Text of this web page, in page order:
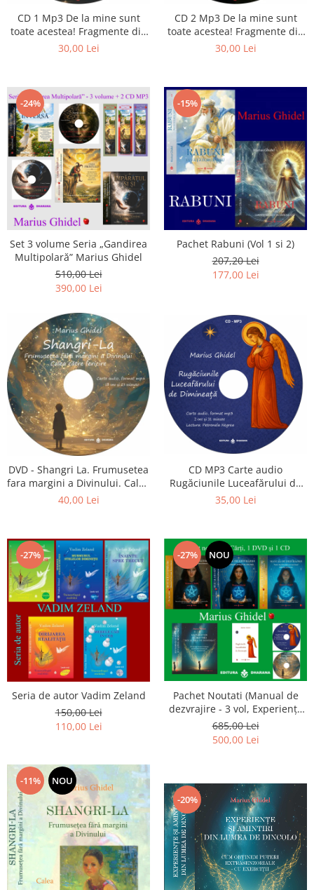
Literatura
Psihologie
Stiinta
CD 1 Mp3 De la mine sunt
toate acestea! Fragmente din
cărțile lui Marius Ghidel
30,00 Lei
CD 2 Mp3 De la mine sunt
toate acestea! Fragmente din
cărțile lui Marius Ghidel
30,00 Lei
-24%
Set 3 volume Seria „Gandirea
Multipolară” Marius Ghidel
510,00 Lei
390,00 Lei
-15%
Pachet Rabuni (Vol 1 si 2)
207,20 Lei
177,00 Lei
DVD - Shangri La. Frumusetea
fara margini a Divinului. Calea
catre fericire
40,00 Lei
CD MP3 Carte audio
Rugăciunile Luceafărului de
dimineață
35,00 Lei
-27%
Seria de autor Vadim Zeland
150,00 Lei
110,00 Lei
-27% NOU
Pachet Noutati (Manual de
dezvrajire - 3 vol, Experiențe
și amintiri, Rugăciunile
Luceafarului de dimineata) -
Marius Ghidel
685,00 Lei
500,00 Lei
-11% NOU
-20%